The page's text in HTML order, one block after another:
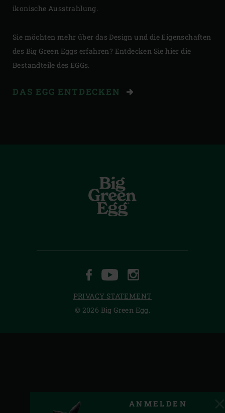
ikonische Ausstrahlung.
Sie möchten mehr über das Design und die Eigenschaften
des Big Green Eggs erfahren? Entdecken Sie hier die
Bestandteile des EGGs.
DAS EGG ENTDECKEN
FACEBOOKYOUTUBE
PRIVACY STATEMENT
© 2026 Big Green Egg.
ANMELDEN